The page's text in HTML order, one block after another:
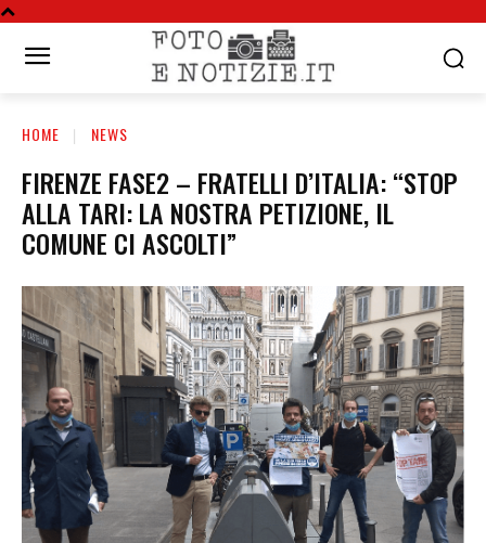
HOME NEWS
FIRENZE FASE2 – FRATELLI D’ITALIA: “STOP
ALLA TARI: LA NOSTRA PETIZIONE, IL
COMUNE CI ASCOLTI”